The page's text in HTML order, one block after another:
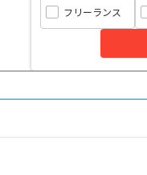
フリーランス